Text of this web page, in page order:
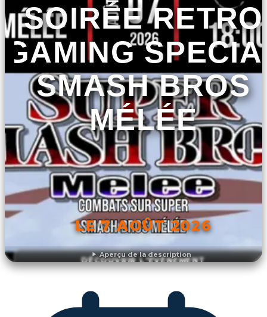
Aperçu de la description
SOIRÉE RETRO
GAMING
SMASH BROS
MÉLÉE
LE 7 AOÛT 2026
DÉCOUVRIR L'ÉVÉNEMENT